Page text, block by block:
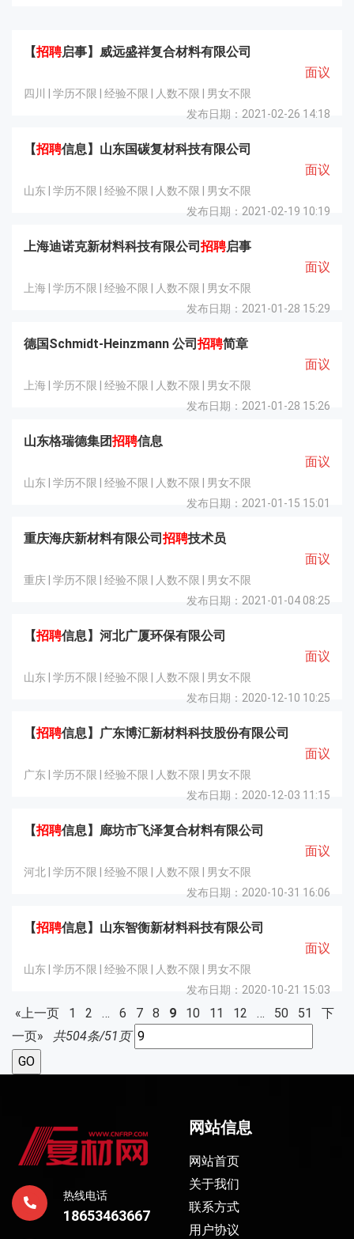
【招聘启事】威远盛祥复合材料有限公司
面议
四川 | 学历不限 | 经验不限 | 人数不限 | 男女不限
发布日期：2021-02-26 14:18
【招聘信息】山东国碳复材科技有限公司
面议
山东 | 学历不限 | 经验不限 | 人数不限 | 男女不限
发布日期：2021-02-19 10:19
上海迪诺克新材料科技有限公司 招聘启事
面议
上海 | 学历不限 | 经验不限 | 人数不限 | 男女不限
发布日期：2021-01-28 15:29
德国Schmidt-Heinzmann 公司 招聘简章
面议
上海 | 学历不限 | 经验不限 | 人数不限 | 男女不限
发布日期：2021-01-28 15:26
山东格瑞德集团招聘信息
面议
山东 | 学历不限 | 经验不限 | 人数不限 | 男女不限
发布日期：2021-01-15 15:01
重庆海庆新材料有限公司 招聘技术员
面议
重庆 | 学历不限 | 经验不限 | 人数不限 | 男女不限
发布日期：2021-01-04 08:25
【招聘信息】河北广厦环保有限公司
面议
山东 | 学历不限 | 经验不限 | 人数不限 | 男女不限
发布日期：2020-12-10 10:25
【招聘信息】广东博汇新材料科技股份有限公司
面议
广东 | 学历不限 | 经验不限 | 人数不限 | 男女不限
发布日期：2020-12-03 11:15
【招聘信息】廊坊市飞泽复合材料有限公司
面议
河北 | 学历不限 | 经验不限 | 人数不限 | 男女不限
发布日期：2020-10-31 16:06
【招聘信息】山东智衡新材料科技有限公司
面议
山东 | 学历不限 | 经验不限 | 人数不限 | 男女不限
发布日期：2020-10-21 15:03
«上一页 1 2 … 6 7 8 9 10 11 12 … 50 51
下
一页»
共504条/51页
热线电话
18653463667
网站信息
网站首页
关于我们
联系方式
用户协议